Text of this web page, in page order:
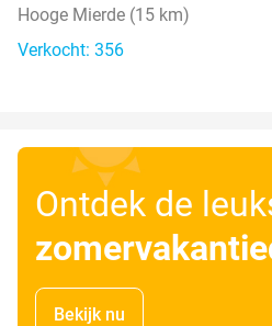
Hooge Mierde (15 km)
Verkocht: 356
Ontdek de
Bekijk nu